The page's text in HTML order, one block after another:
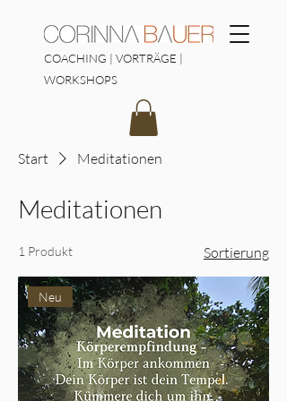
COACHING | VORTRÄGE |
WORKSHOPS
Start Meditationen
Meditationen
1 Produkt Sortierung
Neu